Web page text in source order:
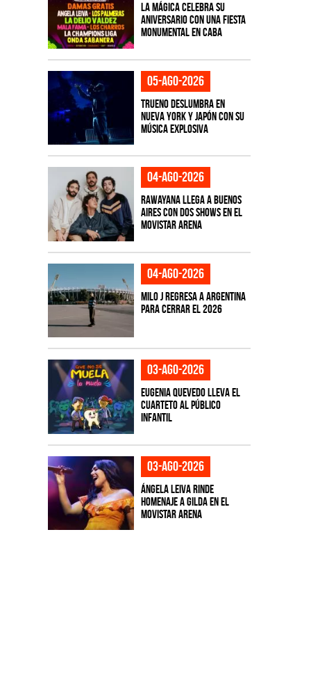
La Mágica celebra su
aniversario con una fiesta
monumental en CABA
05-ago-2026
TRUENO deslumbra en
Nueva York y Japón con su
música explosiva
04-ago-2026
Rawayana llega a Buenos
Aires con dos shows en el
Movistar Arena
04-ago-2026
Milo J regresa a Argentina
para cerrar el 2026
03-ago-2026
Eugenia Quevedo lleva el
cuarteto al público
infantil
03-ago-2026
Ángela Leiva rinde
homenaje a Gilda en el
Movistar Arena